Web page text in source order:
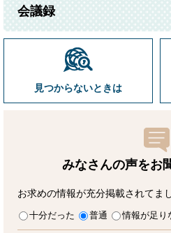
会議録
見つからないときは
みなさんの声をお
お求めの情報が充分掲載されてま
十分だった 普通 情報が足り